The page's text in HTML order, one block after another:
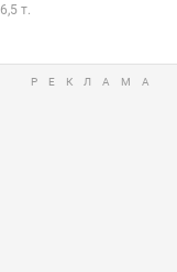
6,5 т.